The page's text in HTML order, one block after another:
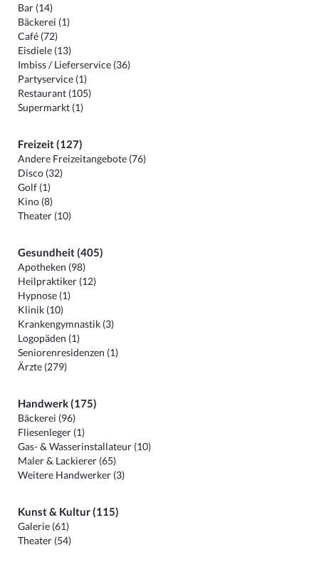
Bar (14)
Bäckerei (1)
Café (72)
Eisdiele (13)
Imbiss / Lieferservice (36)
Partyservice (1)
Restaurant (105)
Supermarkt (1)
Freizeit (127)
Andere Freizeitangebote (76)
Disco (32)
Golf (1)
Kino (8)
Theater (10)
Gesundheit (405)
Apotheken (98)
Heilpraktiker (12)
Hypnose (1)
Klinik (10)
Krankengymnastik (3)
Logopäden (1)
Seniorenresidenzen (1)
Ärzte (279)
Handwerk (175)
Bäckerei (96)
Fliesenleger (1)
Gas- & Wasserinstallateur (10)
Maler & Lackierer (65)
Weitere Handwerker (3)
Kunst & Kultur (115)
Galerie (61)
Theater (54)